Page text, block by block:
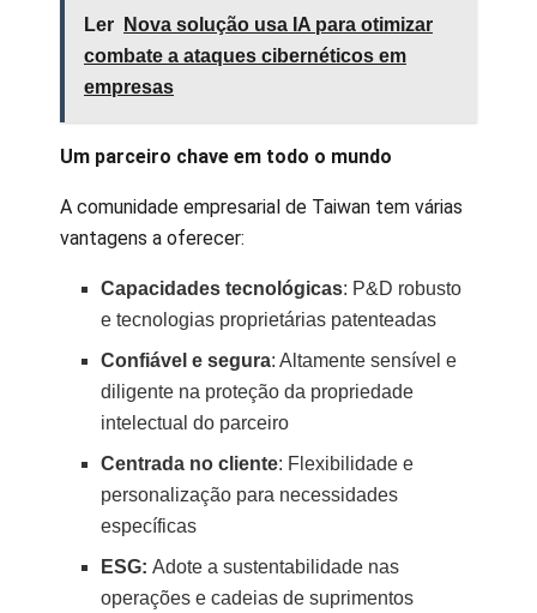
Ler
Nova solução usa IA para otimizar
combate a ataques cibernéticos em
empresas
Um parceiro chave em todo o mundo
A comunidade empresarial de Taiwan tem várias
vantagens a oferecer:
Capacidades tecnológicas: P&D robusto
e tecnologias proprietárias patenteadas
Confiável e segura: Altamente sensível e
diligente na proteção da propriedade
intelectual do parceiro
Centrada no cliente: Flexibilidade e
personalização para necessidades
específicas
ESG: Adote a sustentabilidade nas
operações e cadeias de suprimentos